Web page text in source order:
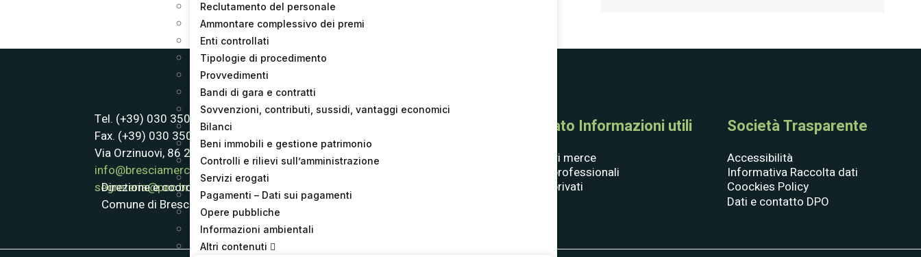
Reclutamento del personale
Ammontare complessivo dei premi
Enti controllati
Tipologie di procedimento
Provvedimenti
Bandi di gara e contratti
Sovvenzioni, contributi, sussidi, vantaggi economici
Bilanci
Beni immobili e gestione patrimonio
Controlli e rilievi sull’amministrazione
Servizi erogati
Pagamenti – Dati sui pagamenti
Opere pubbliche
Informazioni ambientali
Altri contenuti
Tel. (+39) 030 3507611
Fax. (+39) 030 3507622
Via Orzinuovi, 86 25125 Brescia
info@bresciamercati.com
segreteria@pec.bresciamercati.com
Direzione e coordinamento:
Comune di Brescia
Compagine societaria
Bandi e Gare
Whistle­blowing
Mercato Informazioni utili
Fornitori merce
Clienti professionali
Clienti privati
Società Trasparente
Accessibilità
Informativa Raccolta dati
Coockies Policy
Dati e contatto DPO